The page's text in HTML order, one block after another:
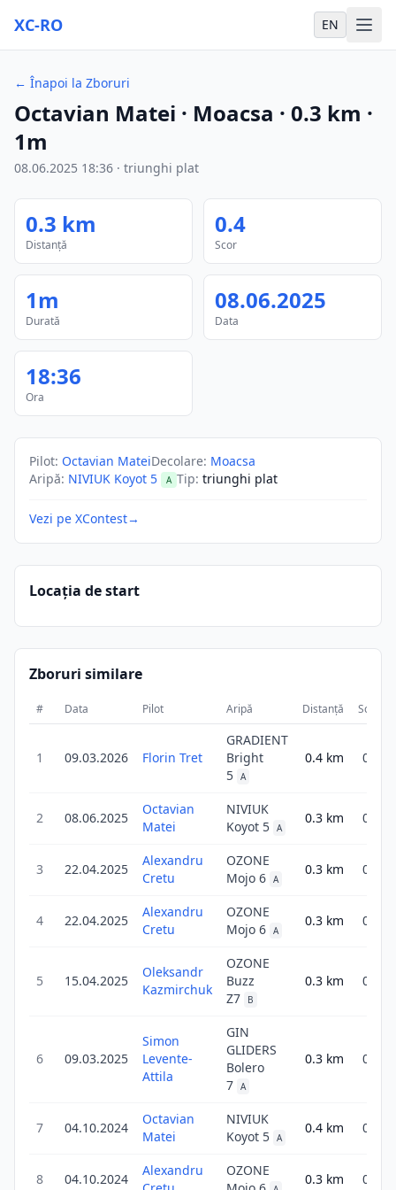
XC-RO EN
← Înapoi la Zboruri
Octavian Matei · Moacsa · 0.3 km ·
1m
08.06.2025 18:36 · triunghi plat
0.3 km
Distanță
0.4
Scor
1m
Durată
08.06.2025
Data
18:36
Ora
Pilot: Octavian MateiDecolare: Moacsa
Aripă: NIVIUK Koyot 5 A Tip: triunghi plat
Vezi pe XContest→
Locația de start
Zboruri similare
# Data Pilot Aripă Distanță Scor
1 09.03.2026 Florin Tret
GRADIENT
Bright
5 A
0.4 km 0.4
2 08.06.2025
Octavian
Matei
NIVIUK
Koyot 5 A
0.3 km 0.3
3 22.04.2025
Alexandru
Cretu
OZONE
Mojo 6 A
0.3 km 0.3
4 22.04.2025
Alexandru
Cretu
OZONE
Mojo 6 A
0.3 km 0.3
5 15.04.2025
Oleksandr
Kazmirchuk
OZONE
Buzz
Z7
B
0.3 km 0.3
6 09.03.2025
Simon
Levente-
Attila
GIN
GLIDERS
Bolero
7 A
0.3 km 0.5
7 04.10.2024
Octavian
Matei
NIVIUK
Koyot 5 A
0.4 km 0.4
8 04.10.2024
Alexandru
OZONE
0.3 km 0.3